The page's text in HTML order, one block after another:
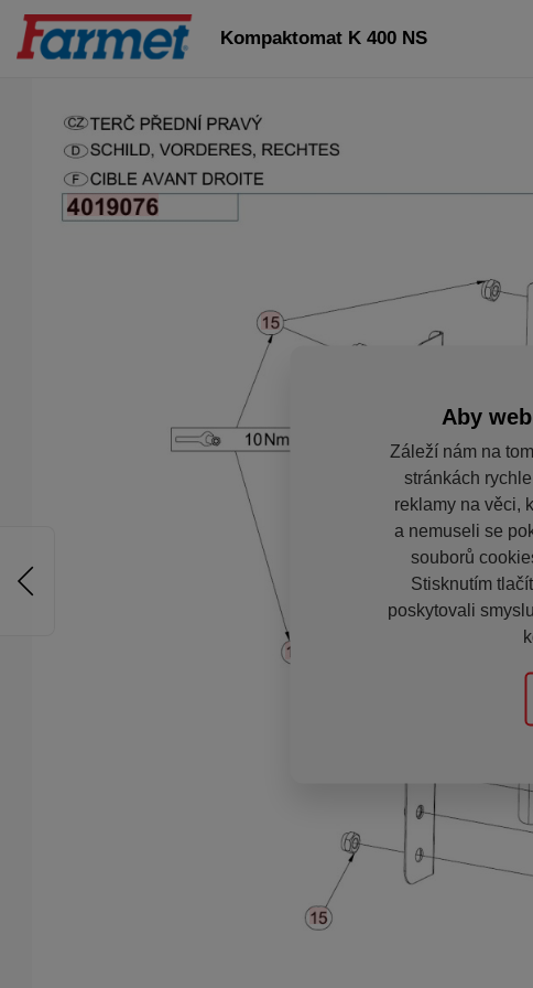
Kompaktomat K 400 NS
Aby
Záleží nám na
stránkách
reklamy na věci,
a nemuseli se
souborů
Stisknutím
poskytovali